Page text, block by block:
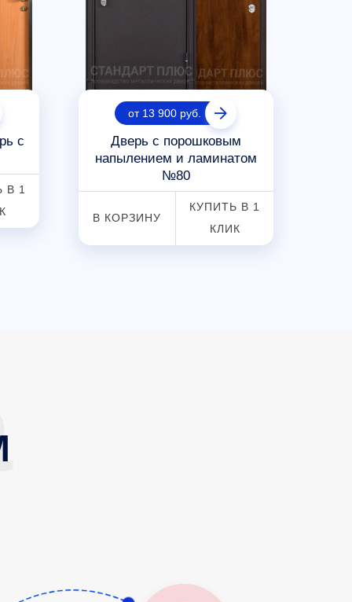
с
В 1
от 13 900 руб.
Дверь с порошковым
напылением и ламинатом
№80
В КОРЗИНУ
КУПИТЬ В 1
КЛИК